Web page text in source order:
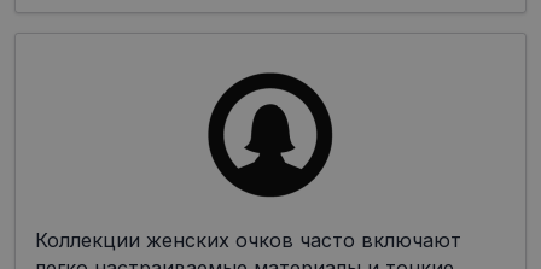
Коллекции женских очков часто включают